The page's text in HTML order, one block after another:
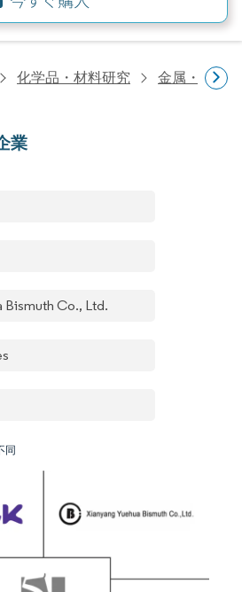
化学品・材料研究 金属・鉱物
業
Bismuth Co., Ltd.
同